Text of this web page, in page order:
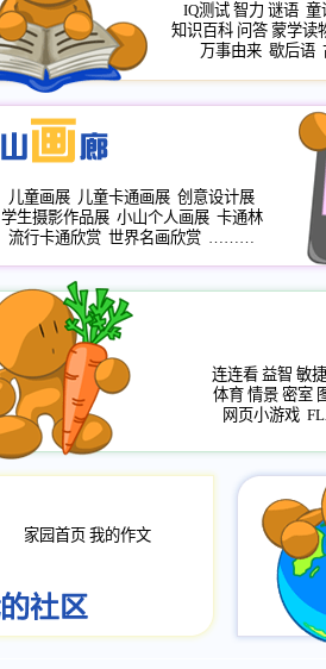
IQ测试 智力 谜语 童
知识百科 问答 蒙学读
万事由来 歇后语
儿童画展 儿童卡通画展 创意设计展
学生摄影作品展 小山个人画展 卡通林
流行卡通欣赏 世界名画欣赏 ………
连连看 益智 敏捷
体育 情景 密室
网页小游戏
家园首页 我的作文